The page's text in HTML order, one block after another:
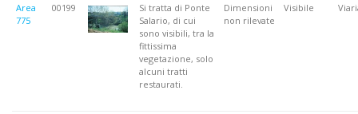
Area
775
00199
Si tratta di Ponte
Salario, di cui
sono visibili, tra la
fittissima
vegetazione, solo
alcuni tratti
restaurati.
Dimensioni
non rilevate
Visibile